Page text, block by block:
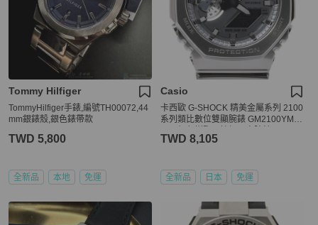
Tommy Hilfiger
TommyHilfiger手錶,編號TH00072,44
mm銀錶殼,銀色錶帶款
TWD 5,800
全新品 本地 免運
Casio
卡西歐 G-SHOCK 精美金屬系列 2100
系列類比數位雙顯腕錶 GM2100YM8
TWD 8,105
全新品 日本 免運